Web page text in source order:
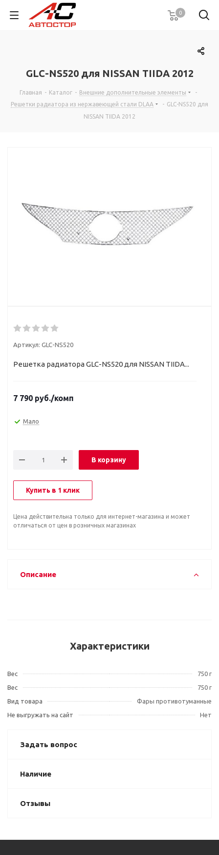
0
GLC-NS520 для NISSAN TIIDA 2012
Главная - Каталог - Внешние дополнительные элементы
-
Решетки радиатора из нержавеющей стали DLAA
- GLC-NS520 для
NISSAN TIIDA 2012
Артикул: GLC-NS520
Решетка радиатора GLC-NS520 для NISSAN TIIDA...
7 790 руб./комп
Мало
В корзину
Купить в 1 клик
Цена действительна только для интернет-магазина и может
отличаться от цен в розничных магазинах
Описание
Характеристики
Вес
750 г
Вес
750 г
Вид товара
Фары противотуманные
Не выгружать на сайт
Нет
Задать вопрос
Наличие
Отзывы